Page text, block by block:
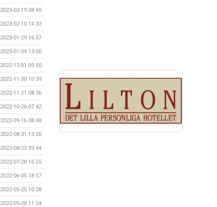
2023-02-19 08:45
2023-02-10 14:33
2023-01-29 16:57
2023-01-04 13:00
2022-12-01 09:50
2022-11-30 10:39
2022-11-21 08:36
2022-10-26 07:42
2022-09-16 08:48
2022-08-31 13:20
2022-08-23 09:44
2022-07-28 16:55
2022-06-05 18:57
2022-05-25 10:28
2022-05-20 11:54